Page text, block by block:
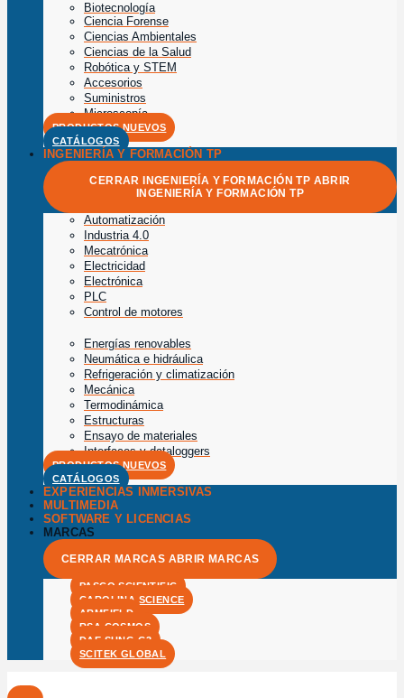
Biotecnología
Ciencia Forense
Ciencias Ambientales
Ciencias de la Salud
Robótica y STEM
Accesorios
Suministros
Microscopía
PRODUCTOS NUEVOS
CATÁLOGOS
INGENIERÍA Y FORMACIÓN TP
CERRAR INGENIERÍA Y FORMACIÓN TP ABRIR
INGENIERÍA Y FORMACIÓN TP
Automatización
Industria 4.0
Mecatrónica
Electricidad
Electrónica
PLC
Control de motores
Energías renovables
Neumática e hidráulica
Refrigeración y climatización
Mecánica
Termodinámica
Estructuras
Ensayo de materiales
Interfaces y dataloggers
PRODUCTOS NUEVOS
CATÁLOGOS
EXPERIENCIAS INMERSIVAS
MULTIMEDIA
SOFTWARE Y LICENCIAS
MARCAS
CERRAR MARCAS ABRIR MARCAS
PASCO SCIENTIFIC
CAROLINA SCIENCE
ARMFIELD
RSA COSMOS
DAE SUNG G3
SCITEK GLOBAL